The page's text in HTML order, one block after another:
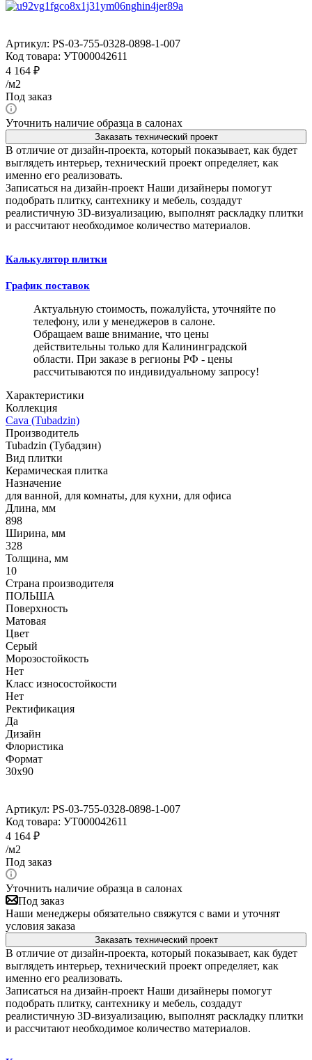
Артикул: PS-03-755-0328-0898-1-007
Код товара: УТ000042611
4 164 ₽
/м2
Под заказ
Уточнить наличие образца в салонах
Заказать технический проект
В отличие от дизайн-проекта, который показывает, как будет
выглядеть интерьер, технический проект определяет, как
именно его реализовать.
Записаться на дизайн-проект Наши дизайнеры помогут
подобрать плитку, сантехнику и мебель, создадут
реалистичную 3D-визуализацию, выполнят раскладку плитки
и рассчитают необходимое количество материалов.
Калькулятор плитки
График поставок
Актуальную стоимость, пожалуйста, уточняйте по
телефону, или у менеджеров в салоне.
Обращаем ваше внимание, что цены
действительны только для Калининградской
области. При заказе в регионы РФ - цены
рассчитываются по индивидуальному запросу!
Характеристики
Коллекция
Cava (Tubadzin)
Производитель
Tubadzin (Тубадзин)
Вид плитки
Керамическая плитка
Назначение
для ванной, для комнаты, для кухни, для офиса
Длина, мм
898
Ширина, мм
328
Толщина, мм
10
Страна производителя
ПОЛЬША
Поверхность
Матовая
Цвет
Серый
Морозостойкость
Нет
Класс износостойкости
Нет
Ректификация
Да
Дизайн
Флористика
Формат
30x90
Артикул: PS-03-755-0328-0898-1-007
Код товара: УТ000042611
4 164 ₽
/м2
Под заказ
Уточнить наличие образца в салонах
Под заказ
Наши менеджеры обязательно свяжутся с вами и уточнят
условия заказа
Заказать технический проект
В отличие от дизайн-проекта, который показывает, как будет
выглядеть интерьер, технический проект определяет, как
именно его реализовать.
Записаться на дизайн-проект Наши дизайнеры помогут
подобрать плитку, сантехнику и мебель, создадут
реалистичную 3D-визуализацию, выполнят раскладку плитки
и рассчитают необходимое количество материалов.